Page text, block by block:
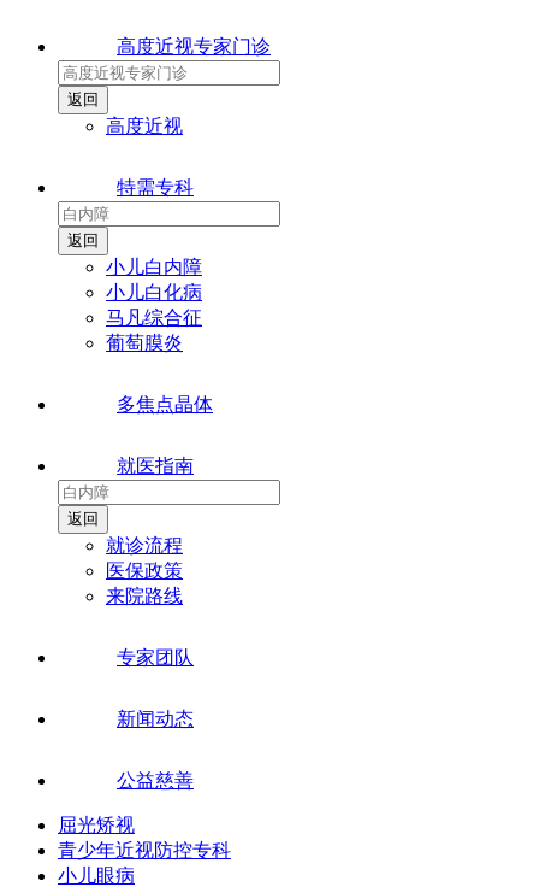
高度近视专家门诊
高度近视
特需专科
小儿白内障
小儿白化病
马凡综合征
葡萄膜炎
多焦点晶体
就医指南
就诊流程
医保政策
来院路线
专家团队
新闻动态
公益慈善
屈光矫视
青少年近视防控专科
小儿眼病